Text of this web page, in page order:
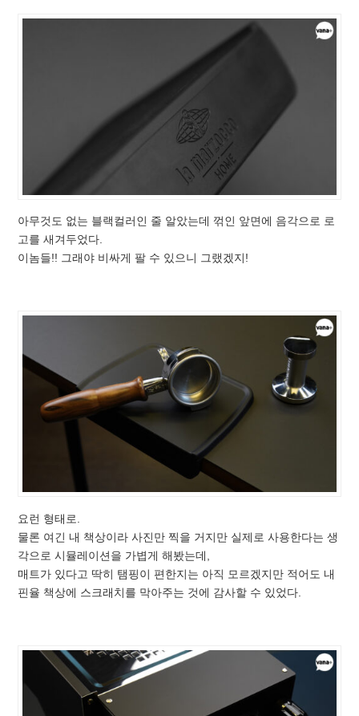
아무것도 없는 블랙컬러인 줄 알았는데 꺾인 앞면에 음각으로 로
고를 새겨두었다.
이놈들!! 그래야 비싸게 팔 수 있으니 그랬겠지!
요런 형태로.
물론 여긴 내 책상이라 사진만 찍을 거지만 실제로 사용한다는 생
각으로 시뮬레이션을 가볍게 해봤는데,
매트가 있다고 딱히 탬핑이 편한지는 아직 모르겠지만 적어도 내
핀율 책상에 스크래치를 막아주는 것에 감사할 수 있었다.